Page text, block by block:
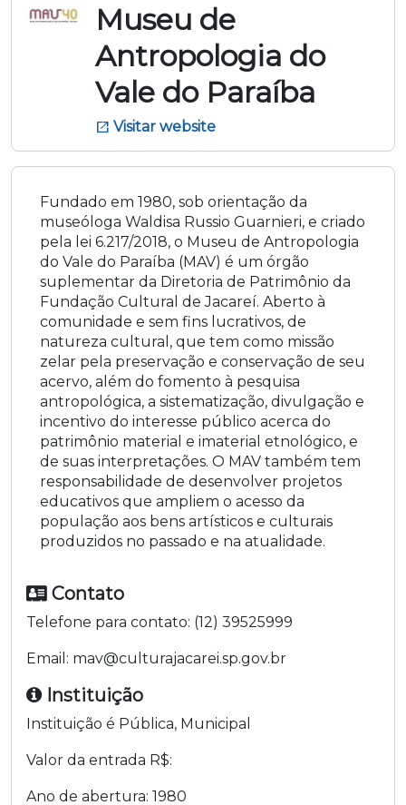
Museu de
Antropologia do
Vale do Paraíba
open_in_new Visitar website
Fundado em 1980, sob orientação da
museóloga Waldisa Russio Guarnieri, e criado
pela lei 6.217/2018, o Museu de Antropologia
do Vale do Paraíba (MAV) é um órgão
suplementar da Diretoria de Patrimônio da
Fundação Cultural de Jacareí. Aberto à
comunidade e sem fins lucrativos, de
natureza cultural, que tem como missão
zelar pela preservação e conservação de seu
acervo, além do fomento à pesquisa
antropológica, a sistematização, divulgação e
incentivo do interesse público acerca do
patrimônio material e imaterial etnológico, e
de suas interpretações. O MAV também tem
responsabilidade de desenvolver projetos
educativos que ampliem o acesso da
população aos bens artísticos e culturais
produzidos no passado e na atualidade.
Contato
Telefone para contato: (12) 39525999
Email: mav@culturajacarei.sp.gov.br
Instituição
Instituição é Pública, Municipal
Valor da entrada R$:
Ano de abertura: 1980